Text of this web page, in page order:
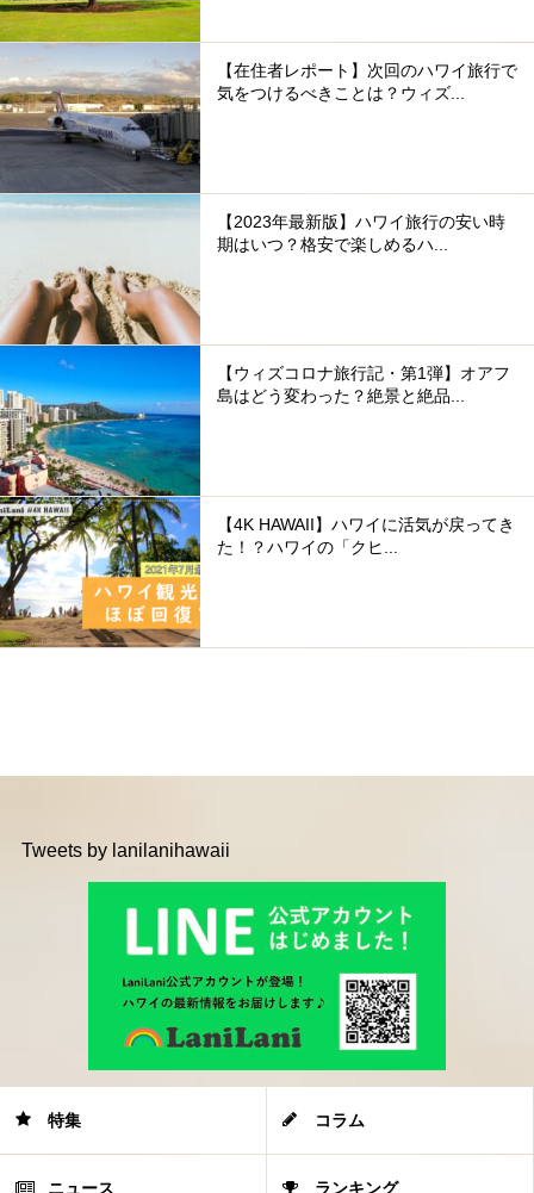
【在住者レポート】次回のハワイ旅行で
気をつけるべきことは？ウィズ...
【2023年最新版】ハワイ旅行の安い時
期はいつ？格安で楽しめるハ...
【ウィズコロナ旅行記・第1弾】オアフ
島はどう変わった？絶景と絶品...
【4K HAWAII】ハワイに活気が戻ってき
た！？ハワイの「クヒ...
Tweets by lanilanihawaii
特集 コラム
ニュース ランキング